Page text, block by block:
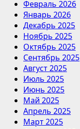
Февраль 2026
Январь 2026
Декабрь 2025
Ноябрь 2025
Октябрь 2025
Сентябрь 2025
Август 2025
Июль 2025
Июнь 2025
Май 2025
Апрель 2025
Март 2025